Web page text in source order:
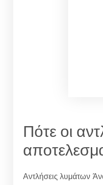
Πότε οι
Αντλήσεις λυμάτων